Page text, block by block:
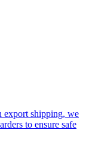
export shipping, we
to ensure safe